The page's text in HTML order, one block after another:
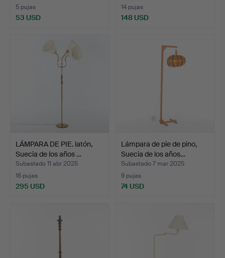
5 pujas
53 USD
14 pujas
148 USD
LÁMPARA DE PIE. latón,
Suecia de los años …
Subastado 11 abr 2025
16 pujas
295 USD
Lámpara de pie de pino,
Suecia de los años…
Subastado 7 mar 2025
9 pujas
74 USD